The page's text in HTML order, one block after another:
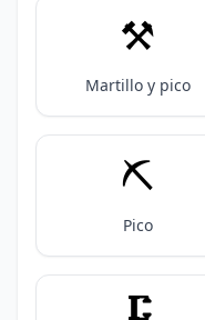
⚒️
Martillo y pico
⛏️
Pico